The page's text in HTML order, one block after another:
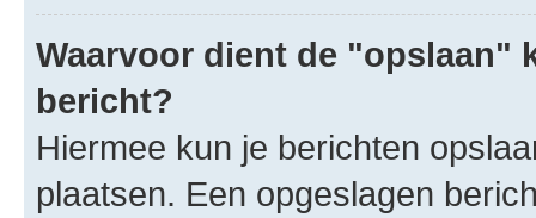
Waarvoor dient de "opslaan"
bericht?
Hiermee kun je berichten
plaatsen. Een opgeslagen